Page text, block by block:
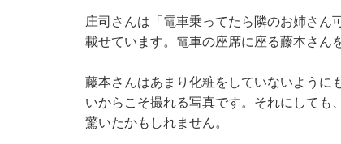
庄司さんは「電車乗ってたら隣のお姉さん
載せています。電車の座席に座る藤本さん
藤本さんはあまり化粧をしていないように
いからこそ撮れる写真です。それにしても
驚いたかもしれません。